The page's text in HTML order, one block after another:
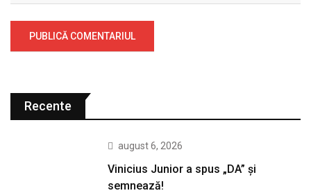
Recente
august 6, 2026
Vinicius Junior a spus „DA” și
semnează!